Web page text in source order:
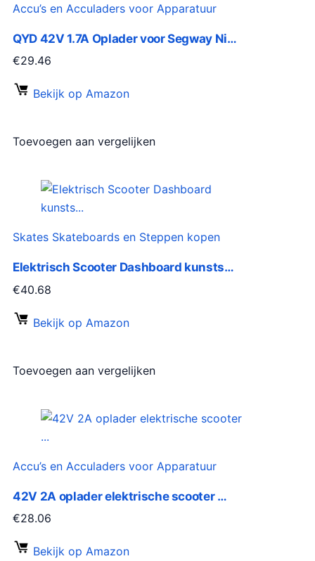
Accu’s en Acculaders voor Apparatuur
QYD 42V 1.7A Oplader voor Segway Ni…
€29.46
Bekijk op Amazon
Toevoegen aan vergelijken
Skates Skateboards en Steppen kopen
Elektrisch Scooter Dashboard kunsts…
€40.68
Bekijk op Amazon
Toevoegen aan vergelijken
Accu’s en Acculaders voor Apparatuur
42V 2A oplader elektrische scooter …
€28.06
Bekijk op Amazon